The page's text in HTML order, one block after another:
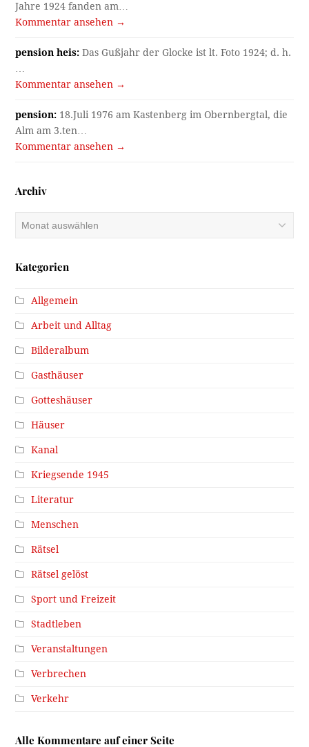
Jahre 1924 fanden am…
Kommentar ansehen →
pension heis: Das Gußjahr der Glocke ist lt. Foto 1924; d. h.
Kommentar ansehen →
pension: 18.Juli 1976 am Kastenberg im Obernbergtal, die
Alm am 3.ten…
Kommentar ansehen →
Archiv
Kategorien
Allgemein
Arbeit und Alltag
Bilderalbum
Gasthäuser
Gotteshäuser
Häuser
Kanal
Kriegsende 1945
Literatur
Menschen
Rätsel
Rätsel gelöst
Sport und Freizeit
Stadtleben
Veranstaltungen
Verbrechen
Verkehr
Alle Kommentare auf einer Seite